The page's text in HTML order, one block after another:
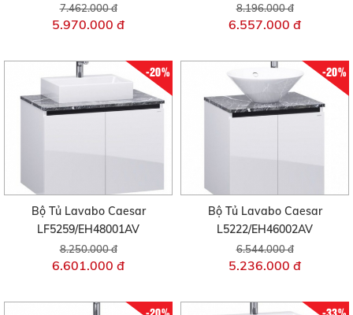
7.462.000 đ
5.970.000 đ
8.196.000 đ
6.557.000 đ
-20%
Bộ Tủ Lavabo Caesar
LF5259/EH48001AV
8.250.000 đ
6.601.000 đ
-20%
Bộ Tủ Lavabo Caesar
L5222/EH46002AV
6.544.000 đ
5.236.000 đ